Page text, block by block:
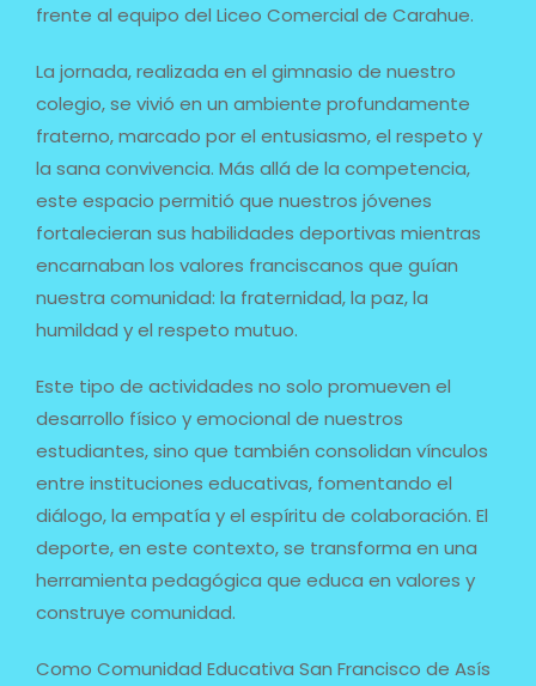
frente al equipo del Liceo Comercial de Carahue.
La jornada, realizada en el gimnasio de nuestro
colegio, se vivió en un ambiente profundamente
fraterno, marcado por el entusiasmo, el respeto y
la sana convivencia. Más allá de la competencia,
este espacio permitió que nuestros jóvenes
fortalecieran sus habilidades deportivas mientras
encarnaban los valores franciscanos que guían
nuestra comunidad: la fraternidad, la paz, la
humildad y el respeto mutuo.
Este tipo de actividades no solo promueven el
desarrollo físico y emocional de nuestros
estudiantes, sino que también consolidan vínculos
entre instituciones educativas, fomentando el
diálogo, la empatía y el espíritu de colaboración. El
deporte, en este contexto, se transforma en una
herramienta pedagógica que educa en valores y
construye comunidad.
Como Comunidad Educativa San Francisco de Asís